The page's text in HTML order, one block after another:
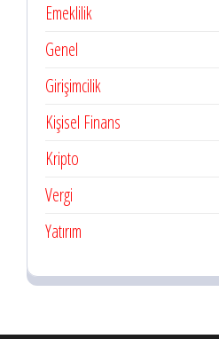
Emeklilik
Genel
Girişimcilik
Kişisel Finans
Kripto
Vergi
Yatırım